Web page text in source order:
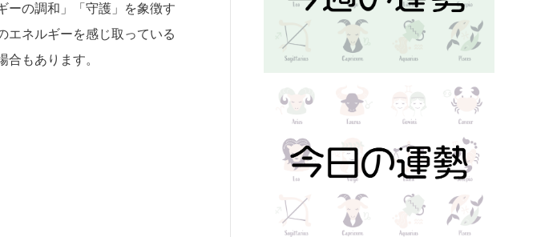
ーの調和」「守護」を象徴す
エネルギーを感じ取っている
もあります。